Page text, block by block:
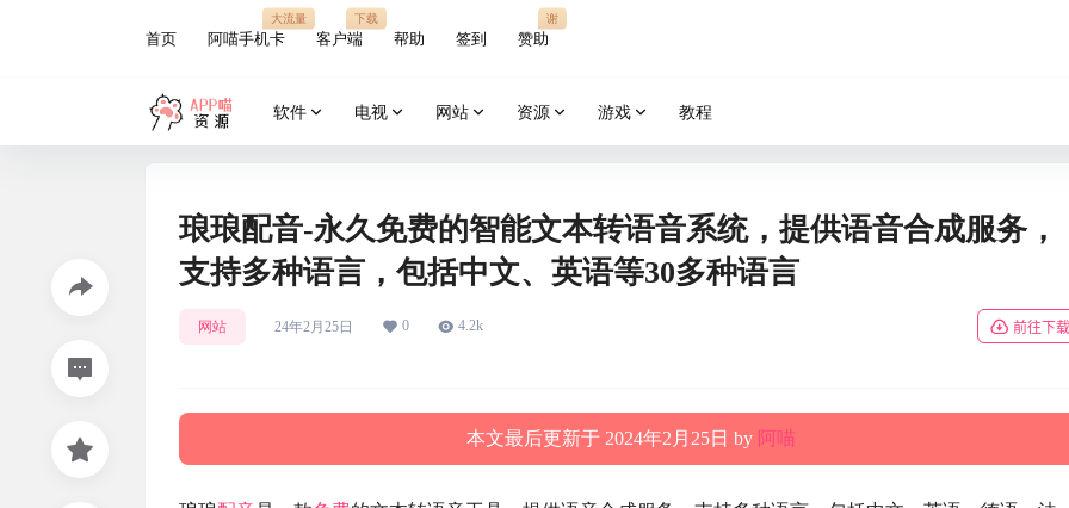
首页 阿喵手机卡
大流量
客户端
下载
帮助 签到 赞助
谢
软件 电视 网站 资源 游戏 教程
琅琅配音-永久免费的智能文本转语音系统，提供语音合成服务，
支持多种语言，包括中文、英语等30多种语言
网站 24年2月25日 0 4.2k 前往下载
本文最后更新于 2024年2月25日 by 阿喵